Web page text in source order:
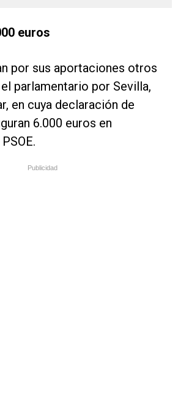
euros
por sus aportaciones otros
parlamentario por Sevilla,
en cuya declaración de
6.000 euros en
Publicidad